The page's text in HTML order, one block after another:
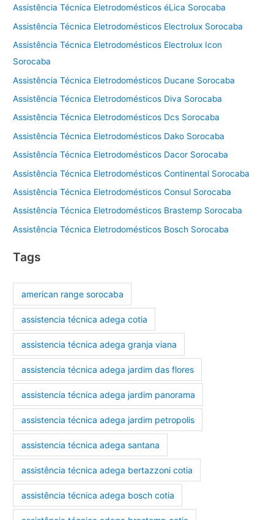
Assistência Técnica Eletrodomésticos éLica Sorocaba
Assistência Técnica Eletrodomésticos Electrolux Sorocaba
Assistência Técnica Eletrodomésticos Electrolux Icon
Sorocaba
Assistência Técnica Eletrodomésticos Ducane Sorocaba
Assistência Técnica Eletrodomésticos Diva Sorocaba
Assistência Técnica Eletrodomésticos Dcs Sorocaba
Assistência Técnica Eletrodomésticos Dako Sorocaba
Assistência Técnica Eletrodomésticos Dacor Sorocaba
Assistência Técnica Eletrodomésticos Continental Sorocaba
Assistência Técnica Eletrodomésticos Consul Sorocaba
Assistência Técnica Eletrodomésticos Brastemp Sorocaba
Assistência Técnica Eletrodomésticos Bosch Sorocaba
Tags
american range sorocaba
assistencia técnica adega cotia
assistencia técnica adega granja viana
assistencia técnica adega jardim das flores
assistencia técnica adega jardim panorama
assistencia técnica adega jardim petropolis
assistencia técnica adega santana
assistência técnica adega bertazzoni cotia
assistência técnica adega bosch cotia